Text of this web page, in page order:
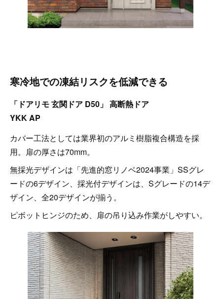
寒冷地での凍結リスクを低減できる
「ドアリモ 玄関ドア D50」 高断熱ドア
YKK AP
カバー工法としては業界初のアルミ樹脂複合構造を採
用。扉の厚さは70mm。
無採光デザインは「先進的窓リノベ2024事業」SSグレ
ードの6デザイン、採光付デザインは、Sグレードの14デ
ザイン、全20デザインが揃う。
ピボットヒンジのため、扉の吊り込み作業がしやすい。